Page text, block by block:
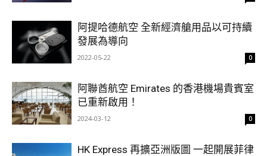
阿提哈德航空 全新經濟艙用品以可持續
發展為導向
2022-05-22 0
阿聯酋航空 Emirates 的香港機場貴賓室
已重新啟用！
2024-03-12 0
HK Express 再擴亞洲版圖 一起開展菲律